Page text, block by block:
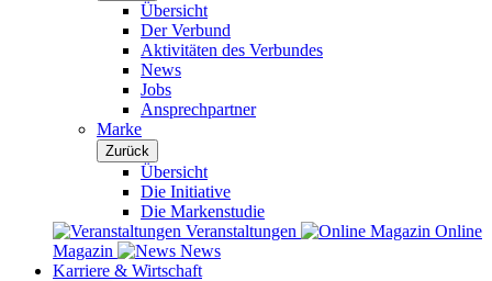
Übersicht
Der Verbund
Aktivitäten des Verbundes
News
Jobs
Ansprechpartner
Marke
Zurück
Übersicht
Die Initiative
Die Markenstudie
Veranstaltungen
Online
Magazin
News
Karriere & Wirtschaft